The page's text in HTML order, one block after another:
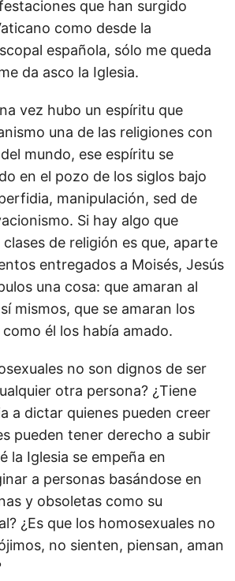
que han surgido
como desde la
española, sólo me queda
da asco la Iglesia.
vez hubo un espíritu que
una de las religiones con
mundo, ese espíritu se
en el pozo de los siglos bajo
manipulación, sed de
Si hay algo que
de religión es que, aparte
entregados a Moisés, Jesús
una cosa: que amaran al
mismos, que se amaran los
él los había amado.
no son dignos de ser
otra persona? ¿Tiene
a dictar quienes pueden creer
pueden tener derecho a subir
la Iglesia se empeña en
a personas basándose en
y obsoletas como su
¿Es que los homosexuales no
no sienten, piensan, aman